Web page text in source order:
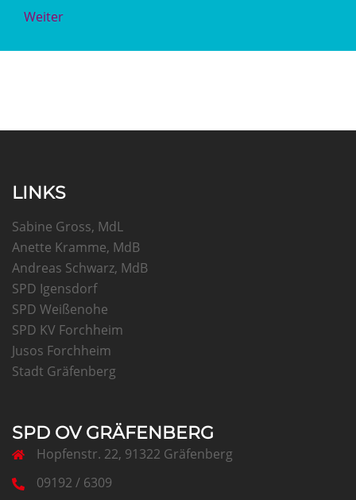
Weiter
LINKS
Sabine Gross, MdL
Anette Kramme, MdB
Andreas Schwarz, MdB
SPD Igensdorf
SPD Weißenohe
SPD KV Forchheim
Jusos Forchheim
Stadt Gräfenberg
SPD OV GRÄFENBERG
Hopfenstr. 22, 91322 Gräfenberg
09192 / 6309